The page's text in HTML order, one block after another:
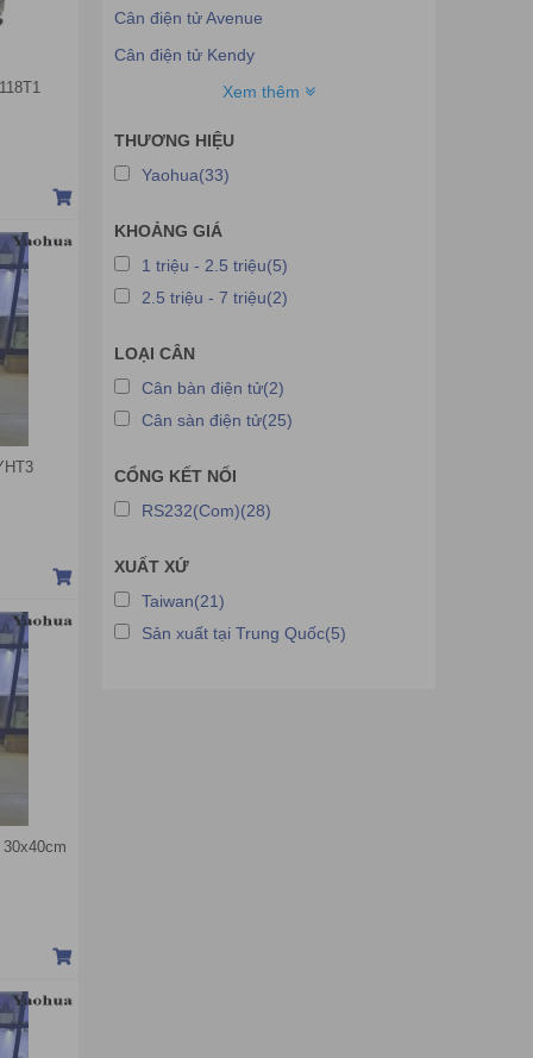
Cân điện tử Avenue
Cân điện tử Kendy
Cân điện tử Marcus
Cân điện tử Sifang
Cân điện tử Fuda
Cân điện tử HP
Phần mềm cân
Cân điện tử Haoyu
Cân phân tích Sartorius
Cân điện tử Ohaus
Cân điện tử AND
Cân điện tử Kern
Xem thêm
THƯƠNG HIỆU
Yaohua(33)
KHOẢNG GIÁ
1 triệu - 2.5 triệu(5)
2.5 triệu - 7 triệu(2)
LOẠI CÂN
Cân bàn điện tử(2)
Cân sàn điện tử(25)
CỔNG KẾT NỐI
RS232(Com)(28)
XUẤT XỨ
Taiwan(21)
Sản xuất tại Trung Quốc(5)